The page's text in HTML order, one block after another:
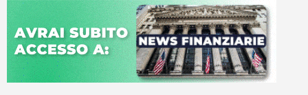
Servizi
Trading
Education